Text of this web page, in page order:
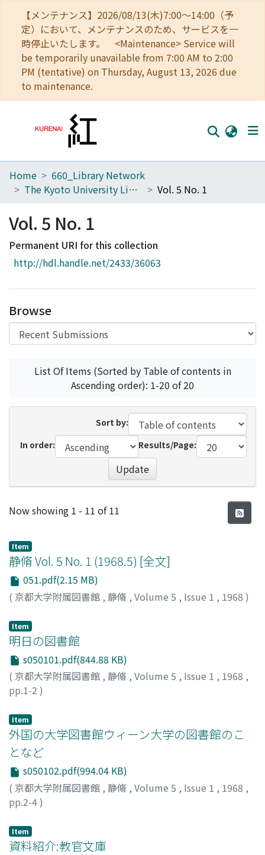
【メンテナンス】2026/08/13(木)7:00～14:00（予
定）において、メンテナンスのため、サービスを一
時停止いたします。 <Maintenance> Service will
be temporarily unavailable from 7:00 AM to 2:00
PM (tentative) on Thursday, August 13, 2026 due
to maintenance.
Home
Browse
Download Ranking
Access Statistics
Home
660_Library Network
The Kyoto University Library Network Bulletin : Sei-shu
Vol. 5 No. 1
Vol. 5 No. 1
Permanent URI for this collection
http://hdl.handle.net/2433/36063
Browse
List Of Items (Sorted by Table of contents in
Ascending order): 1-20 of 20
Sort by:
In order:
Results/Page:
Update
Recent Submissions
Now showing 1 - 11 of 11
Item
静脩 Vol. 5 No. 1 (1968.5) [全文]
051.pdf(2.15 MB)
( 京都大学附属図書館 , 静脩 , Volume 5 , Issue 1 , 1968 )
Item
明日の図書館
s050101.pdf(844.88 KB)
( 京都大学附属図書館 , 静脩 , Volume 5 , Issue 1 , 1968 ,
pp.1-2 )
Item
外国の大学図書館ウィーン大学の図書館のこ
となど
s050102.pdf(994.04 KB)
( 京都大学附属図書館 , 静脩 , Volume 5 , Issue 1 , 1968 ,
pp.2-4)
Item
資料紹介:教官文庫